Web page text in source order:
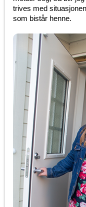
trives med
som bistår henne.